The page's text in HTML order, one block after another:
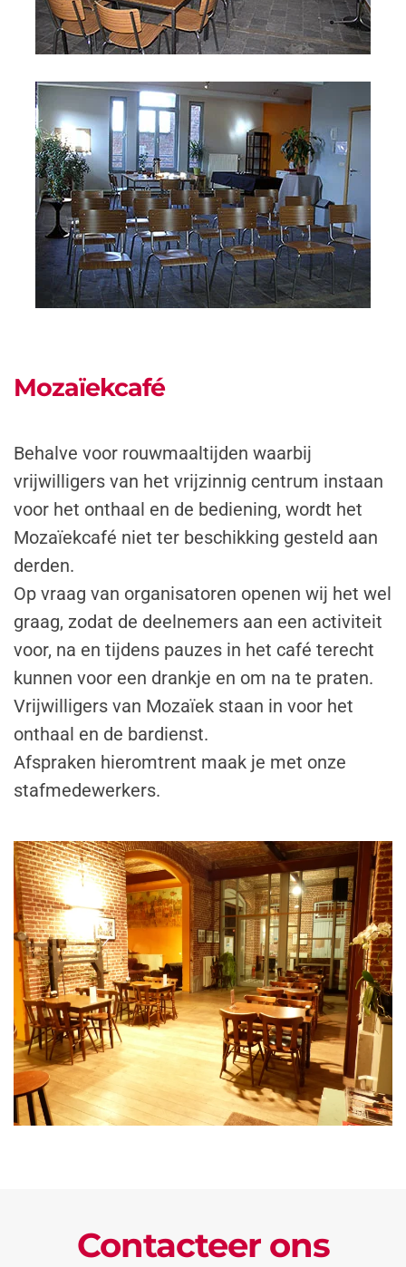
Mozaïekcafé
Behalve voor rouwmaaltijden waarbij
vrijwilligers van het vrijzinnig centrum instaan
voor het onthaal en de bediening, wordt het
Mozaïekcafé niet ter beschikking gesteld aan
derden.
Op vraag van organisatoren openen wij het wel
graag, zodat de deelnemers aan een activiteit
voor, na en tijdens pauzes in het café terecht
kunnen voor een drankje en om na te praten.
Vrijwilligers van Mozaïek staan in voor het
onthaal en de bardienst.
Afspraken hieromtrent maak je met onze
stafmedewerkers.
Contacteer ons